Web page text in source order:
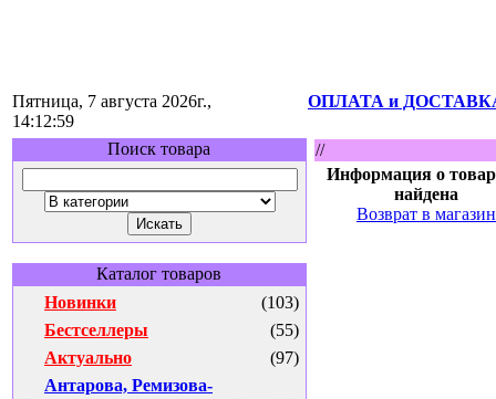
Пятница, 7 августа 2026г.,
14:12:59
ОПЛАТА и
Поиск товара
Каталог товаров
Новинки
(103)
Бестселлеры
(55)
Актуально
(97)
Антарова, Ремизова-
//
Информация о
найдена
Возврат в магазин